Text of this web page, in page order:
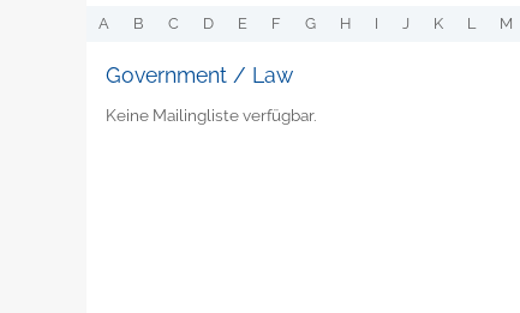
A B C D E F G H I J K L M
Government / Law
Keine Mailingliste verfügbar.